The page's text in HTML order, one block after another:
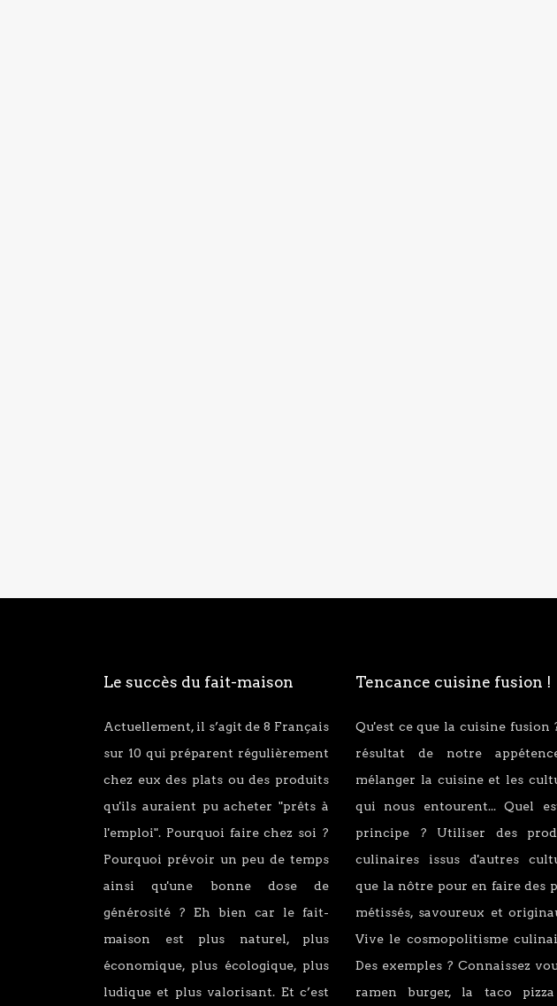
Le succès du fait-maison
Actuellement, il s’agit de 8 Français
sur 10 qui préparent régulièrement
chez eux des plats ou des produits
qu'ils auraient pu acheter "prêts à
l'emploi". Pourquoi faire chez soi ?
Pourquoi prévoir un peu de temps
ainsi qu'une bonne dose de
générosité ? Eh bien car le fait-
maison est plus naturel, plus
économique, plus écologique, plus
ludique et plus valorisant. Et c’est
Tencance cuisine fusion !
Qu'est ce que la cuisine fusion
résultat de notre
mélanger la cuisine et les
qui nous entourent... Quel
principe ? Utiliser des
culinaires issus d'autres
que la nôtre pour en faire des
métissés, savoureux et
Vive le cosmopolitisme
Des exemples ? Connaissez
ramen burger, la taco